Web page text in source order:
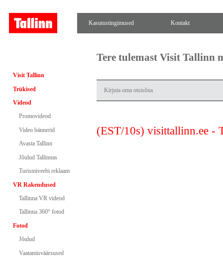
Kasutustingimused Kontakt
Visit Tallinn
Trükised
Videod
Promovideod
Video bännerid
Avasta Tallinn
Jõulud Tallinnas
Turismiveebi reklaam
VR Rakendused
Tallinna VR videod
Tallinna 360° fotod
Fotod
Jõulud
Vaatamisväärsused
Tere tulemast Visit Tallinn
(EST/10s) visittallinn.ee -